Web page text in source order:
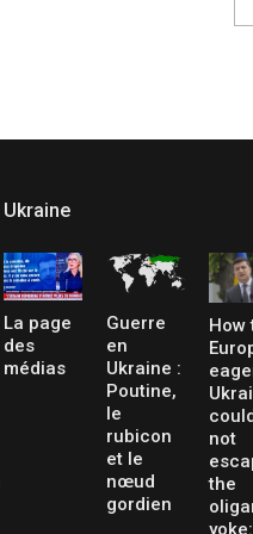
Ukraine
La page
des
médias
Guerre
en
Ukraine :
Poutine,
le
rubicon
et le
nœud
gordien
How
not
the